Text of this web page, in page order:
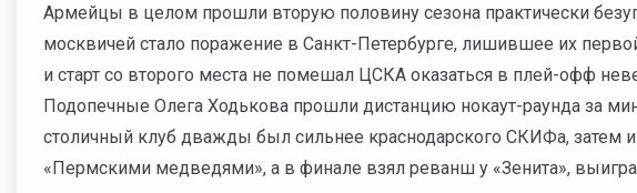
Армейцы в целом прошли вторую половину сезона практически
москвичей стало поражение в Санкт-Петербурге, лишившее их
и старт со второго места не помешал ЦСКА оказаться в плей-офф
Подопечные Олега Ходькова прошли дистанцию нокаут-раунда за
столичный клуб дважды был сильнее краснодарского СКИФа, затем и
«Пермскими медведями», а в финале взял реванш у «Зенита»,